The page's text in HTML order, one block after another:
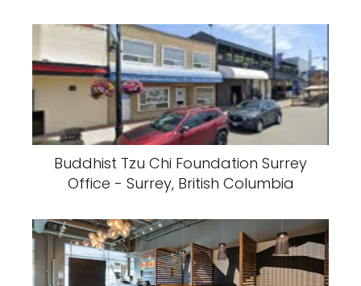
Buddhist Tzu Chi Foundation Surrey
Office - Surrey, British Columbia